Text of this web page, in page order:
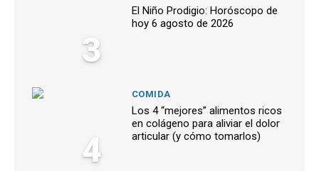
3
El Niño Prodigio: Horóscopo de
hoy 6 agosto de 2026
4
COMIDA
Los 4 “mejores” alimentos ricos
en colágeno para aliviar el dolor
articular (y cómo tomarlos)